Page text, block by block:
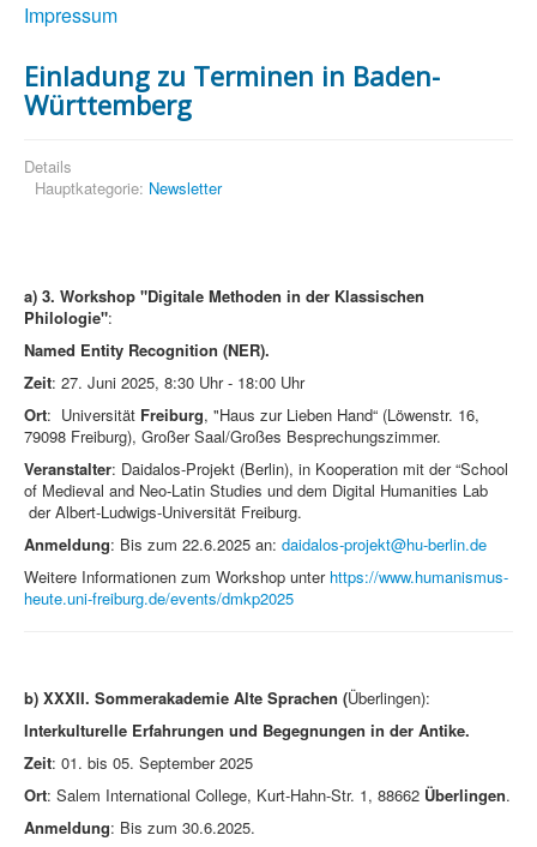
Impressum
Einladung zu Terminen in Baden-
Württemberg
Details
Hauptkategorie: Newsletter
a) 3. Workshop "Digitale Methoden in der Klassischen
Philologie":
Named Entity Recognition (NER).
Zeit: 27. Juni 2025, 8:30 Uhr - 18:00 Uhr
Ort: Universität Freiburg, "Haus zur Lieben Hand“ (Löwenstr. 16,
79098 Freiburg), Großer Saal/Großes Besprechungszimmer.
Veranstalter: Daidalos-Projekt (Berlin), in Kooperation mit der “School
of Medieval and Neo-Latin Studies und dem Digital Humanities Lab
der Albert-Ludwigs-Universität Freiburg.
Anmeldung: Bis zum 22.6.2025 an: daidalos-projekt@hu-berlin.de
Weitere Informationen zum Workshop unter https://www.humanismus-
heute.uni-freiburg.de/events/dmkp2025
b) XXXII. Sommerakademie Alte Sprachen (Überlingen):
Interkulturelle Erfahrungen und Begegnungen in der Antike.
Zeit: 01. bis 05. September 2025
Ort: Salem International College, Kurt-Hahn-Str. 1, 88662 Überlingen.
Anmeldung: Bis zum 30.6.2025.